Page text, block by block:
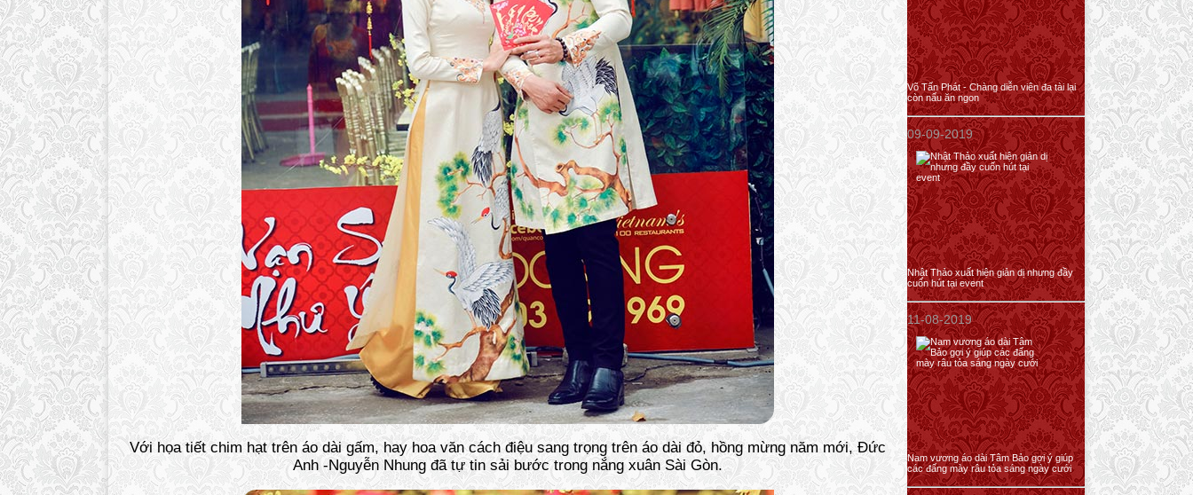
Với họa tiết chim hạt trên áo dài gấm, hay hoa văn cách điệu sang trọng trên áo dài đỏ, hồng mừng năm mới, Đức
Anh -Nguyễn Nhung đã tự tin sải bước trong nắng xuân Sài Gòn.
Võ Tấn Phát - Chàng diễn viên đa tài lại
còn nấu ăn ngon
09-09-2019
Nhật Thảo xuất hiện giản dị nhưng đầy
cuốn hút tại event
11-08-2019
Nam vương áo dài Tâm Bảo gợi ý giúp
các đấng mày râu tỏa sáng ngày cưới